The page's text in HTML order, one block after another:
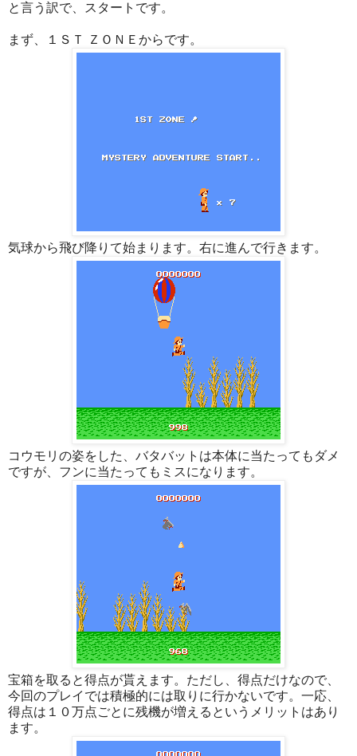
と言う訳で、スタートです。
まず、１ＳＴ ＺＯＮＥからです。
気球から飛び降りて始まります。右に進んで行きます。
コウモリの姿をした、バタバットは本体に当たってもダメ
ですが、フンに当たってもミスになります。
宝箱を取ると得点が貰えます。ただし、得点だけなので、
今回のプレイでは積極的には取りに行かないです。一応、
得点は１０万点ごとに残機が増えるというメリットはあり
ます。